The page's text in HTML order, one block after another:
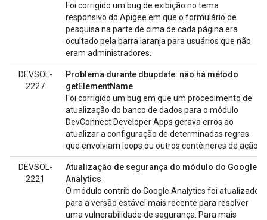
Foi corrigido um bug de exibição no tema
responsivo do Apigee em que o formulário de
pesquisa na parte de cima de cada página era
ocultado pela barra laranja para usuários que não
eram administradores.
DEVSOL-
2227
Problema durante dbupdate: não há método
getElementName
Foi corrigido um bug em que um procedimento de
atualização do banco de dados para o módulo
DevConnect Developer Apps gerava erros ao
atualizar a configuração de determinadas regras
que envolviam loops ou outros contêineres de ação.
DEVSOL-
2221
Atualização de segurança do módulo do Google
Analytics
O módulo contrib do Google Analytics foi atualizado
para a versão estável mais recente para resolver
uma vulnerabilidade de segurança. Para mais